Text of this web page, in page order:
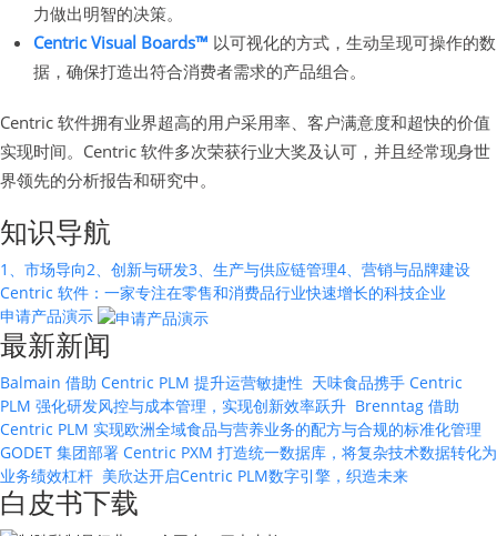
力做出明智的决策。
Centric Visual Boards™ 以可视化的方式，生动呈现可操作的数
据，确保打造出符合消费者需求的产品组合。
Centric 软件拥有业界超高的用户采用率、客户满意度和超快的价值
实现时间。Centric 软件多次荣获行业大奖及认可，并且经常现身世
界领先的分析报告和研究中。
知识导航
1、市场导向2、创新与研发3、生产与供应链管理4、营销与品牌建设
Centric 软件：一家专注在零售和消费品行业快速增长的科技企业
申请产品演示
最新新闻
Balmain 借助 Centric PLM 提升运营敏捷性 天味食品携手 Centric
PLM 强化研发风控与成本管理，实现创新效率跃升 Brenntag 借助
Centric PLM 实现欧洲全域食品与营养业务的配方与合规的标准化管理
GODET 集团部署 Centric PXM 打造统一数据库，将复杂技术数据转化为
业务绩效杠杆 美欣达开启Centric PLM数字引擎，织造未来
白皮书下载